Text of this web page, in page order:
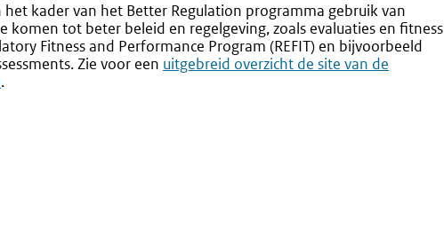
het kader van het Better Regulation programma gebruik van
tot beter beleid en regelgeving, zoals evaluaties en fitness
Fitness and Performance Program (REFIT) en bijvoorbeeld
Zie voor een Externe
uitgebreid overzicht de site van de
.